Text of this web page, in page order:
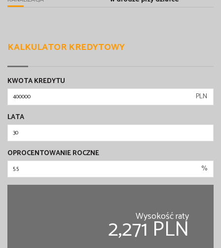
KALKULATOR KREDYTOWY
KWOTA KREDYTU
PLN
LATA
OPROCENTOWANIE ROCZNE
%
Wysokość raty
2,271 PLN